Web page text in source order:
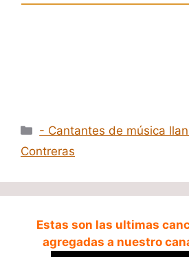
Categorías
- Cantantes de música
Contreras
Estas son las ultimas
agregadas a nuestro